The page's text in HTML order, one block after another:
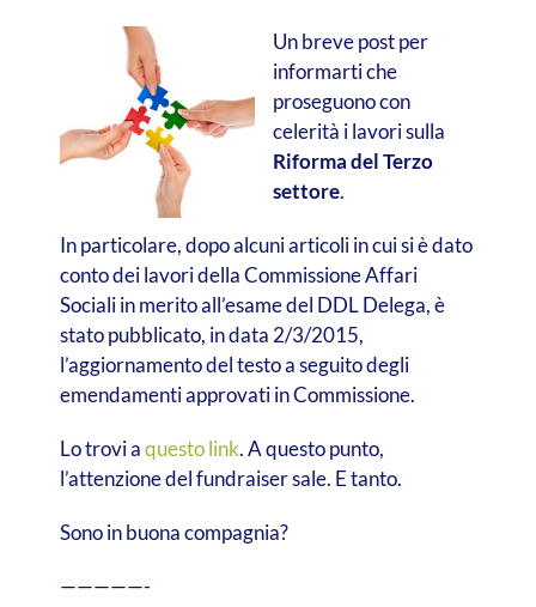
Un breve post per
informarti che
proseguono con
celerità i lavori sulla
Riforma del Terzo
settore.
In particolare, dopo alcuni articoli in cui si è dato
conto dei lavori della Commissione Affari
Sociali in merito all’esame del DDL Delega, è
stato pubblicato, in data 2/3/2015,
l’aggiornamento del testo a seguito degli
emendamenti approvati in Commissione.
Lo trovi aquesto link. A questo punto,
l’attenzione del fundraiser sale. E tanto.
Sono in buona compagnia?
—————-